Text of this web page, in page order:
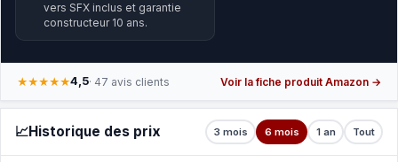
vers SFX inclus et garantie
constructeur 10 ans.
★★★★★4,5· 47 avis clients Voir la fiche produit Amazon →
📈Historique des prix 3 mois 6 mois 1 an Tout